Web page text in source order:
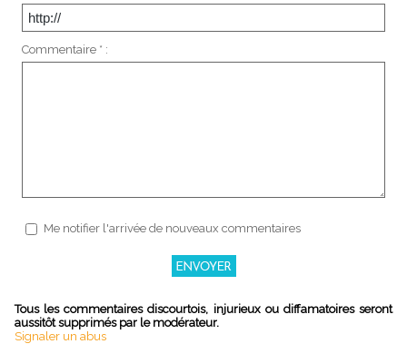
Commentaire * :
Me notifier l'arrivée de nouveaux commentaires
Tous les commentaires discourtois, injurieux ou diffamatoires seront
aussitôt supprimés par le modérateur.
Signaler un abus